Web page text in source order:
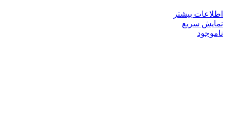
اطلاعات بیشتر
نمایش سریع
ناموجود